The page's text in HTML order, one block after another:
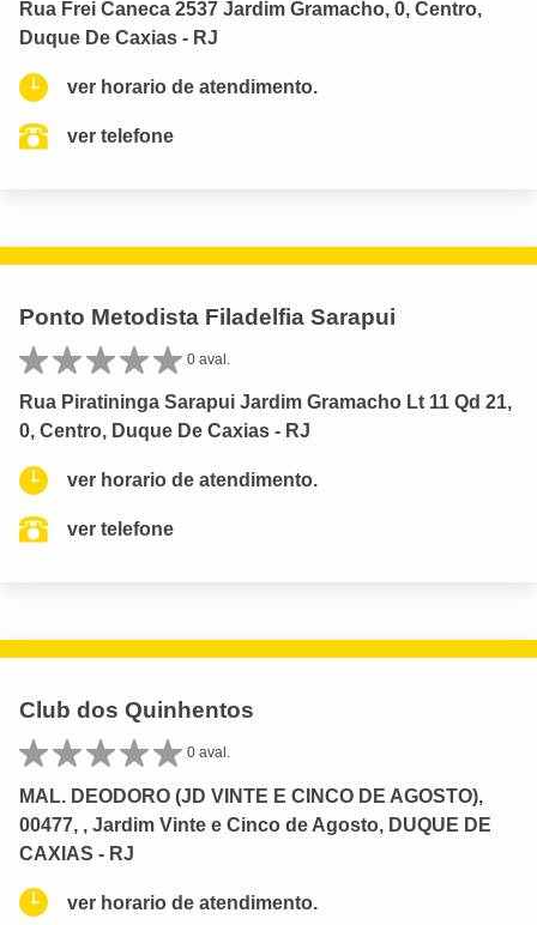
Rua Frei Caneca 2537 Jardim Gramacho, 0, Centro,
Duque De Caxias - RJ
ver horario de atendimento.
ver telefone
Ponto Metodista Filadelfia Sarapui
0 aval.
Rua Piratininga Sarapui Jardim Gramacho Lt 11 Qd 21,
0, Centro, Duque De Caxias - RJ
ver horario de atendimento.
ver telefone
Club dos Quinhentos
0 aval.
MAL. DEODORO (JD VINTE E CINCO DE AGOSTO),
00477, , Jardim Vinte e Cinco de Agosto, DUQUE DE
CAXIAS - RJ
ver horario de atendimento.